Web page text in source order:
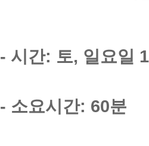
- 시간: 토, 일요일
- 소요시간: 60분